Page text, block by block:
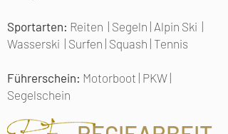
Sportarten: Reiten | Segeln | Alpin Ski |
Wasserski | Surfen | Squash | Tennis
Führerschein: Motorboot | PKW |
Segelschein